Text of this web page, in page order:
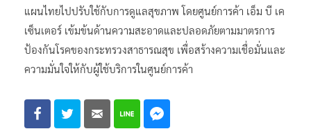
แผนไทยไปปรับใช้กับการดูแลสุขภาพ โดยศูนย์การค้า เอ็ม บี เค
เซ็นเตอร์ เข้มข้นด้านความสะอาดและปลอดภัยตามมาตรการ
ป้องกันโรคของกระทรวงสาธารณสุข เพื่อสร้างความเชื่อมั่นและ
ความมั่นใจให้กับผู้ใช้บริการในศูนย์การค้า